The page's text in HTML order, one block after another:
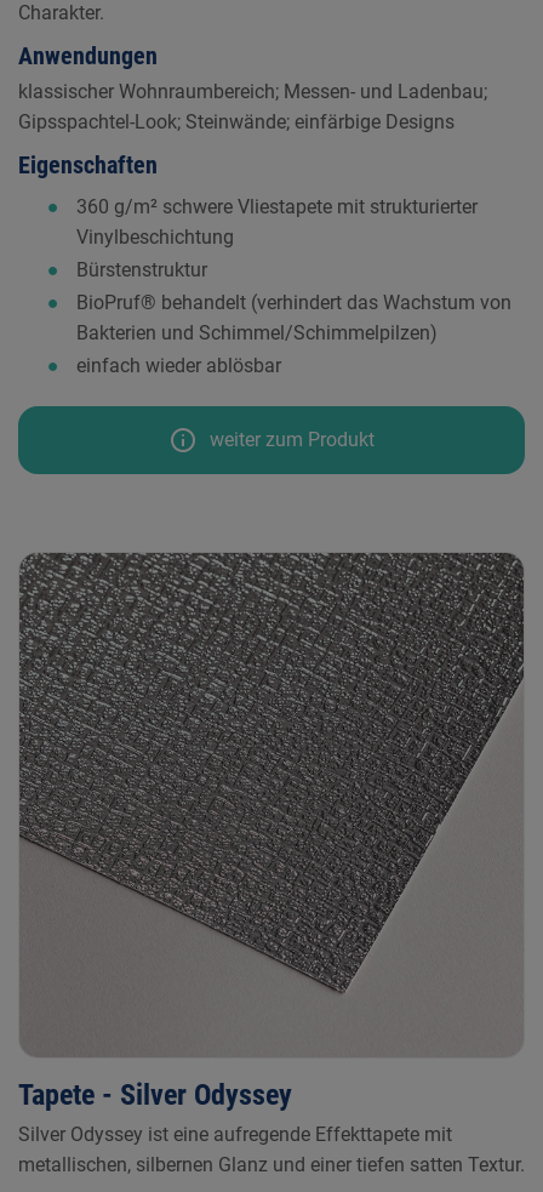
Charakter.
Anwendungen
klassischer Wohnraumbereich; Messen- und Ladenbau;
Gipsspachtel-Look; Steinwände; einfärbige Designs
Eigenschaften
360 g/m² schwere Vliestapete mit strukturierter
Vinylbeschichtung
Bürstenstruktur
BioPruf® behandelt (verhindert das Wachstum von
Bakterien und Schimmel/Schimmelpilzen)
einfach wieder ablösbar
info weiter zum Produkt
Tapete - Silver Odyssey
Silver Odyssey ist eine aufregende Effekttapete mit
metallischen, silbernen Glanz und einer tiefen satten Textur.